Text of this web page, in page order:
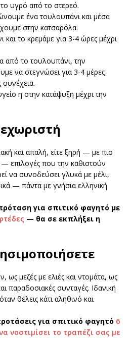
υγρό από το στερεό.
ένα τουλουπάνι και μέσα
στην κατσαρόλα.
το κρεμάμε για 3-4 ώρες μέχρι
από το τουλουπάνι, την
να στεγνώσει για 3-4 μέρες
η στην κατάψυξη μέχρι την
και απαλή, είτε ξηρή — με πιο
επιλογές που την καθιστούν
να συνοδεύσει γλυκά με μέλι,
— πάντα με γνήσια ελληνική
για σπιτικό φαγητό με
— θα σε εκπλήξει η
ως μεζές με ελιές και ντομάτα, ως
παραδοσιακές συνταγές. Ιδανική
θέλεις κάτι αληθινό και
για σπιτικό φαγητό 6
νοστιμίσει το τραπέζι σας με